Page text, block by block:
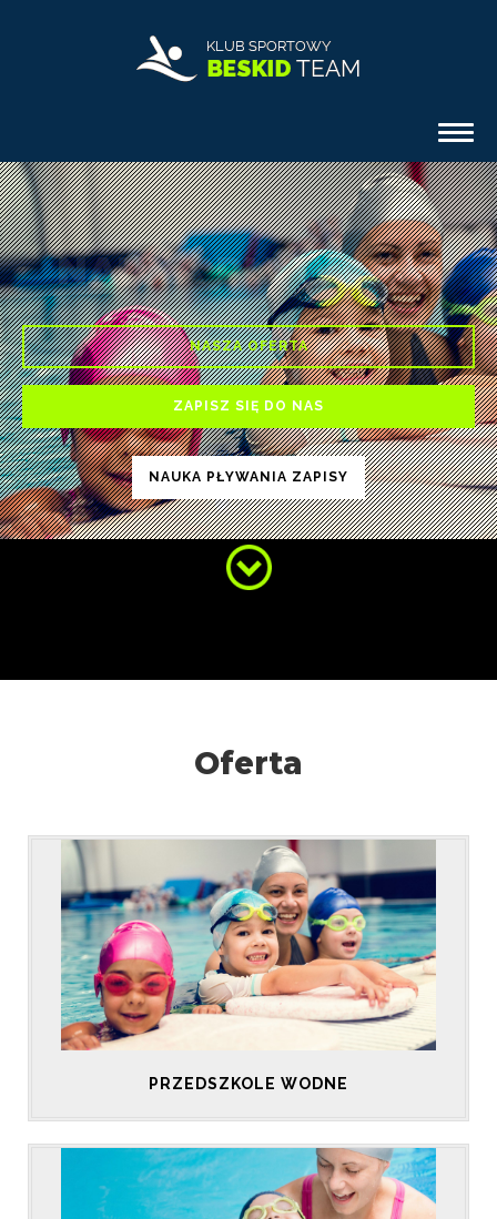
KOLONIE LETNIE
NASZA OFERTA
ZAPISZ SIĘ DO NAS
NAUKA PŁYWANIA ZAPISY
Oferta
PRZEDSZKOLE WODNE